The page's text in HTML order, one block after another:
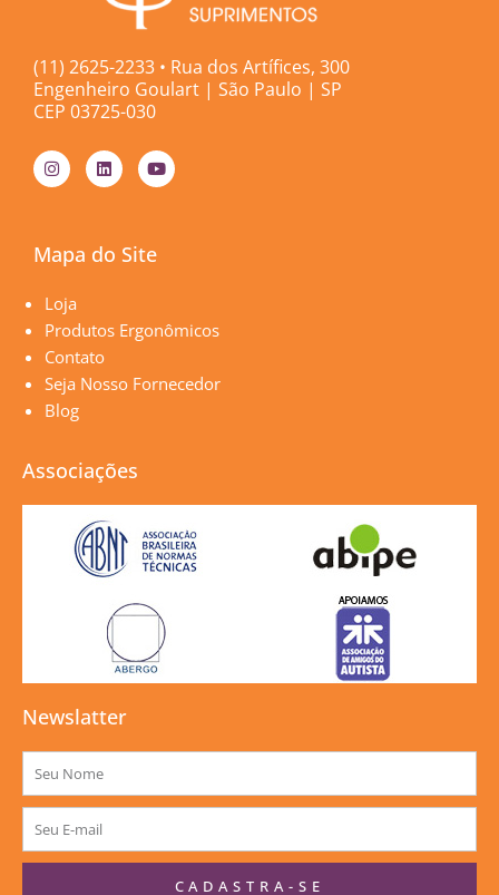
(11) 2625-2233 • Rua dos Artífices, 300
Engenheiro Goulart | São Paulo | SP
CEP 03725-030
I
n
s
r
a
L
i
n
i
n
Y
o
u
e
Mapa do Site
Loja
Produtos Ergonômicos
Contato
Seja Nosso Fornecedor
Blog
Associações
Newslatter
Nome
mail
CADASTRA-SE